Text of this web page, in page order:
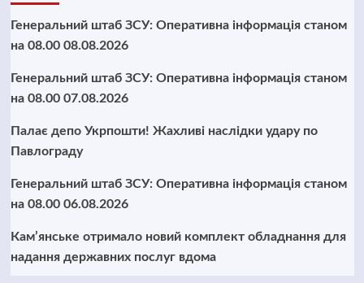
Генеральний штаб ЗСУ: Оперативна інформація станом
на 08.00 08.08.2026
Генеральний штаб ЗСУ: Оперативна інформація станом
на 08.00 07.08.2026
Палає депо Укрпошти! Жахливі наслідки удару по
Павлограду
Генеральний штаб ЗСУ: Оперативна інформація станом
на 08.00 06.08.2026
Кам’янське отримало новий комплект обладнання для
надання державних послуг вдома